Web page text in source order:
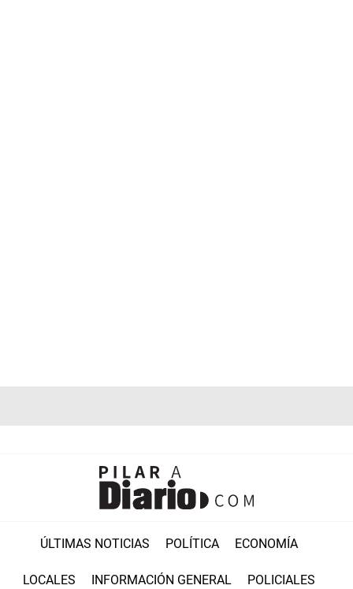
ÚLTIMAS NOTICIAS POLÍTICA ECONOMÍA
LOCALES INFORMACIÓN GENERAL POLICIALES